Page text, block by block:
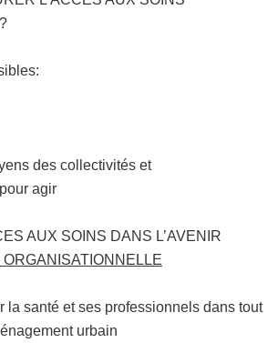
des collectivités et
agir
AUX SOINS DANS L’AVENIR
ORGANISATIONNELLE
la santé et ses professionnels dans tout
urbain